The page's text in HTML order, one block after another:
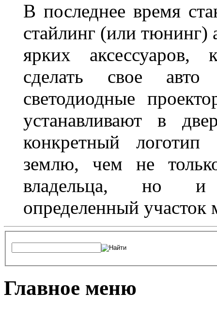
В последнее время
стайлинг (или тюнинг)
ярких аксессуаров,
сделать свое
светодиодные
устанавливают в
конкретный логотип
землю, чем не
владельца, но и
определенный участок
Главное меню